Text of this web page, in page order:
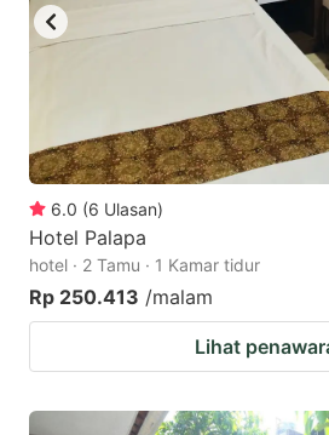
6.0 (6 Ulasan)
Hotel Palapa
hotel · 2 Tamu · 1 Kamar tidur
Rp 250.413 /malam
Lihat